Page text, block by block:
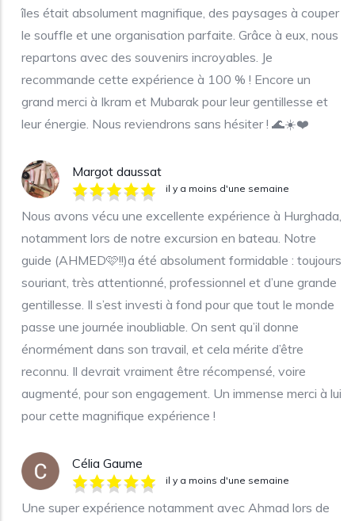
îles était absolument magnifique, des paysages à couper
le souffle et une organisation parfaite. Grâce à eux, nous
repartons avec des souvenirs incroyables. Je
recommande cette expérience à 100 % ! Encore un
grand merci à Ikram et Mubarak pour leur gentillesse et
leur énergie. Nous reviendrons sans hésiter ! 🌊☀️❤️
Margot daussat
il y a moins d'une semaine
Nous avons vécu une excellente expérience à Hurghada,
notamment lors de notre excursion en bateau. Notre
guide (AHMED🩷!!)a été absolument formidable : toujours
souriant, très attentionné, professionnel et d’une grande
gentillesse. Il s’est investi à fond pour que tout le monde
passe une journée inoubliable. On sent qu’il donne
énormément dans son travail, et cela mérite d’être
reconnu. Il devrait vraiment être récompensé, voire
augmenté, pour son engagement. Un immense merci à lui
pour cette magnifique expérience !
Célia Gaume
il y a moins d'une semaine
Une super expérience notamment avec Ahmad lors de